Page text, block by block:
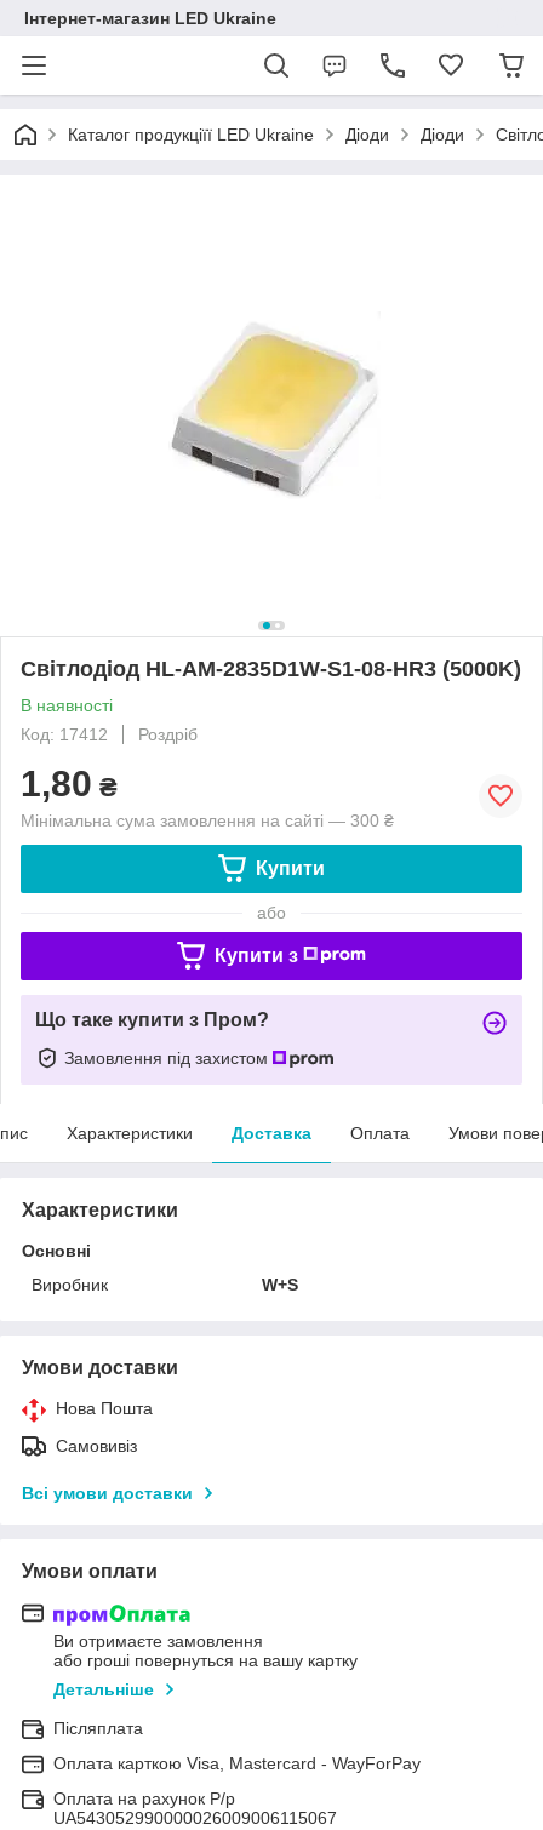
Інтернет-магазин LED Ukraine
Каталог продукціїї LED Ukraine Діоди Діоди
Світлодіод HL-AM-2835D1W-S1-08-HR3 (5000K)
В наявності
Код: 17412
Роздріб
1,80 ₴
Мінімальна сума замовлення на сайті — 300 ₴
Купити
або
Купити з
Що таке купити з Пром?
Замовлення під захистом
Характеристики Доставка Оплата Умови
Характеристики
Основні
Виробник
W+S
Умови доставки
Нова Пошта
Самовивіз
Всі умови доставки
Умови оплати
Ви отримаєте замовлення
або гроші повернуться на вашу картку
Детальніше
Післяплата
Оплата карткою Visa, Mastercard - WayForPay
Оплата на рахунок Р/р
UA543052990000026009006115067